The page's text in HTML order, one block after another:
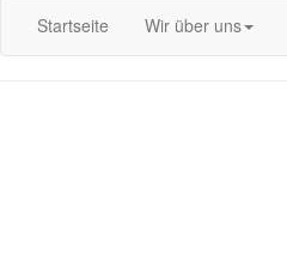
Startseite Wir über uns